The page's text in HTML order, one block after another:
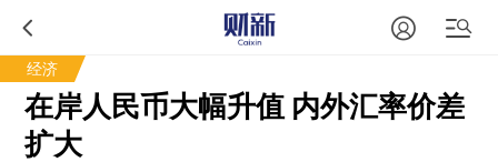
经济
在岸人民币大幅升值 内外汇率价差
扩大